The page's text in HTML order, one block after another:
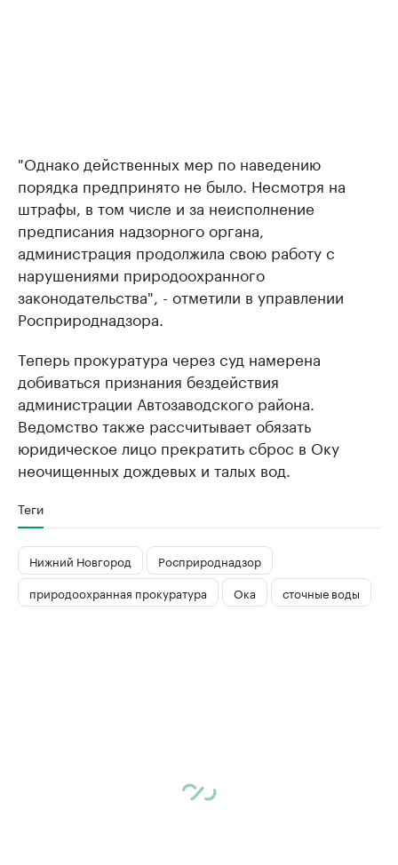
"Однако действенных мер по наведению
порядка предпринято не было. Несмотря на
штрафы, в том числе и за неисполнение
предписания надзорного органа,
администрация продолжила свою работу с
нарушениями природоохранного
законодательства", - отметили в управлении
Росприроднадзора.
Теперь прокуратура через суд намерена
добиваться признания бездействия
администрации Автозаводского района.
Ведомство также рассчитывает обязать
юридическое лицо прекратить сброс в Оку
неочищенных дождевых и талых вод.
Теги
Нижний Новгород
Росприроднадзор
природоохранная прокуратура
Ока сточные воды